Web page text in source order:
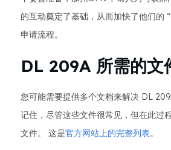
的互动奠定了基础，从而加快了他们的
申请流程。
DL 209A 所需的文
您可能需要提供多个文档来解决 DL
记住，尽管这些文件很常见，但在此过
文件。 这是官方网站上的完整列表。